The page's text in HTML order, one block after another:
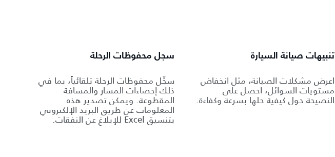
تنبيهات صيانة السيارة
اعرض مشكلات الصيانة، مثل انخفاض
مستويات السوائل، احصل على
النصيحة حول كيفية حلها بسرعة وكفاءة.
سجل محفوظات الرحلة
سجِّل محفوظات الرحلة تلقائياً، بما في
ذلك إحصاءات المسار والمسافة
المقطوعة. ويمكن تصدير هذه
المعلومات عن طريق البريد الإلكتروني
بتنسيق Excel للإبلاغ عن النفقات.